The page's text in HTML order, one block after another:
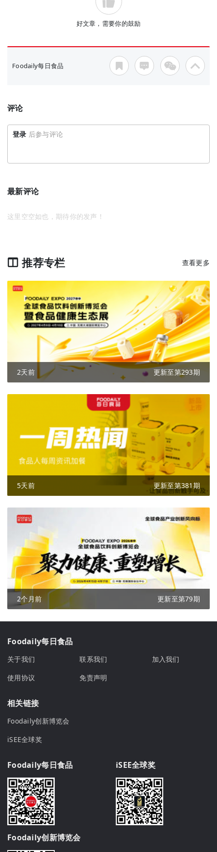
好文章，需要你的鼓励
Foodaily每日食品
评论
登录 后参与评论
最新评论
这里空空如也，期待你的发声！
推荐专栏 查看更多
2天前 更新至第293期
5天前 更新至第381期
2个月前 更新至第79期
Foodaily每日食品
关于我们 联系我们
加入我们
使用协议
免责声明
相关链接
Foodaily创新博览会
iSEE全球奖
Foodaily每日食品 iSEE全球奖
Foodaily创新博览会